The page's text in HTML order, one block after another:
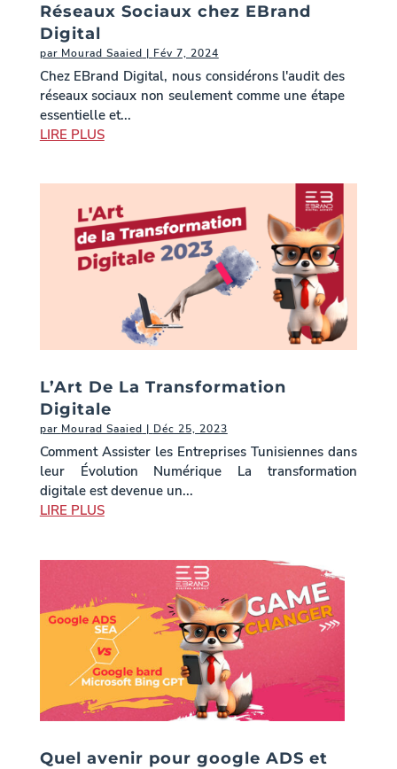
Réseaux Sociaux chez EBrand
Digital
par Mourad Saaied | Fév 7, 2024
Chez EBrand Digital, nous considérons l'audit des
réseaux sociaux non seulement comme une étape
essentielle et...
LIRE PLUS
L’Art De La Transformation
Digitale
par Mourad Saaied | Déc 25, 2023
Comment Assister les Entreprises Tunisiennes dans
leur Évolution Numérique La transformation
digitale est devenue un...
LIRE PLUS
Quel avenir pour google ADS et